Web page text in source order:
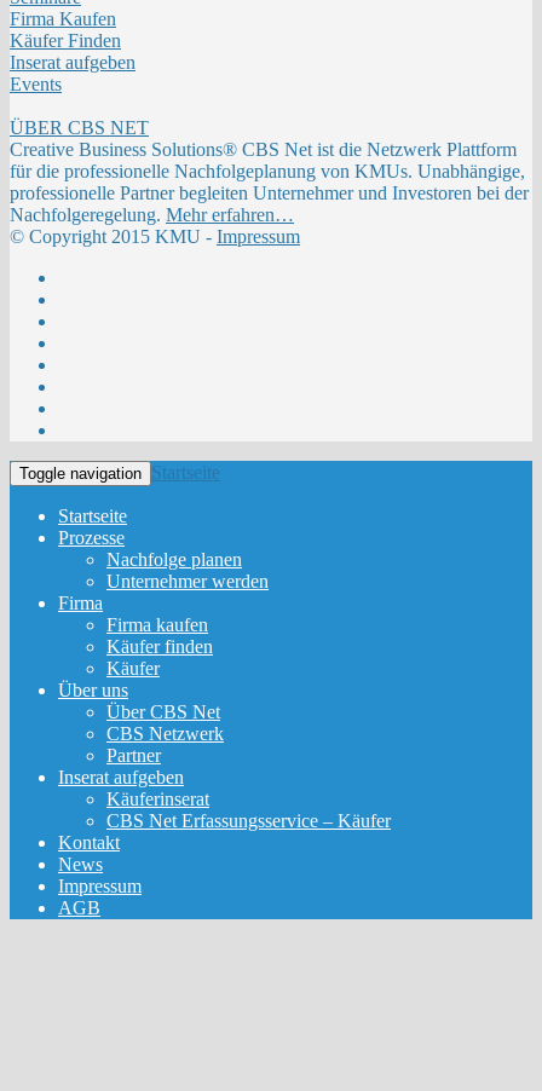
Firma Kaufen
Käufer Finden
Inserat aufgeben
Events
ÜBER CBS NET
Creative Business Solutions® CBS Net ist die Netzwerk Plattform
für die professionelle Nachfolgeplanung von KMUs. Unabhängige,
professionelle Partner begleiten Unternehmer und Investoren bei der
Nachfolgeregelung. Mehr erfahren…
© Copyright 2015 KMU - Impressum
Toggle navigation Startseite
Startseite
Prozesse
Nachfolge planen
Unternehmer werden
Firma
Firma kaufen
Käufer finden
Käufer
Über uns
Über CBS Net
CBS Netzwerk
Partner
Inserat aufgeben
Käuferinserat
CBS Net Erfassungsservice – Käufer
Kontakt
News
Impressum
AGB